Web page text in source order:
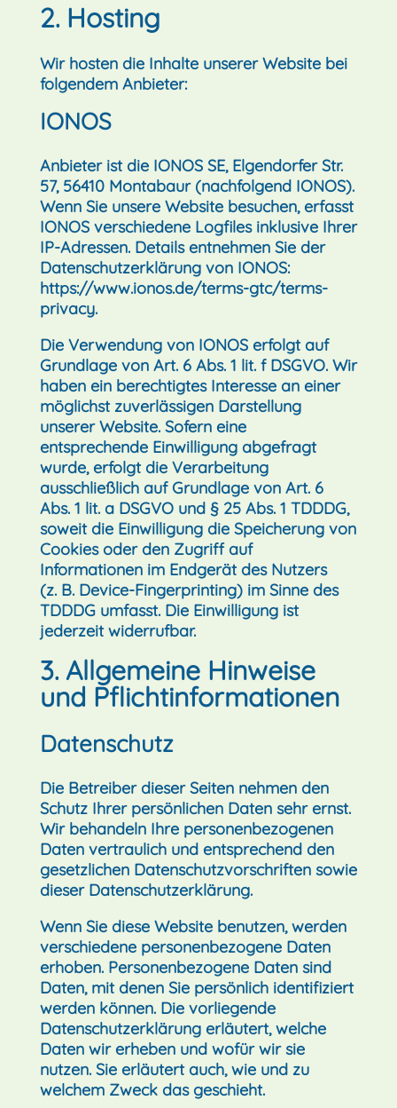
2. Hosting
Wir hosten die Inhalte unserer Website bei
folgendem Anbieter:
IONOS
Anbieter ist die IONOS SE, Elgendorfer Str.
57, 56410 Montabaur (nachfolgend IONOS).
Wenn Sie unsere Website besuchen, erfasst
IONOS verschiedene Logfiles inklusive Ihrer
IP-Adressen. Details entnehmen Sie der
Datenschutzerklärung von IONOS:
https://www.ionos.de/terms-gtc/terms-
privacy.
Die Verwendung von IONOS erfolgt auf
Grundlage von Art. 6 Abs. 1 lit. f DSGVO. Wir
haben ein berechtigtes Interesse an einer
möglichst zuverlässigen Darstellung
unserer Website. Sofern eine
entsprechende Einwilligung abgefragt
wurde, erfolgt die Verarbeitung
ausschließlich auf Grundlage von Art. 6
Abs. 1 lit. a DSGVO und § 25 Abs. 1 TDDDG,
soweit die Einwilligung die Speicherung von
Cookies oder den Zugriff auf
Informationen im Endgerät des Nutzers
(z. B. Device-Fingerprinting) im Sinne des
TDDDG umfasst. Die Einwilligung ist
jederzeit widerrufbar.
3. Allgemeine Hinweise
und Pflicht­informationen
Datenschutz
Die Betreiber dieser Seiten nehmen den
Schutz Ihrer persönlichen Daten sehr ernst.
Wir behandeln Ihre personenbezogenen
Daten vertraulich und entsprechend den
gesetzlichen Datenschutzvorschriften sowie
dieser Datenschutzerklärung.
Wenn Sie diese Website benutzen, werden
verschiedene personenbezogene Daten
erhoben. Personenbezogene Daten sind
Daten, mit denen Sie persönlich identifiziert
werden können. Die vorliegende
Datenschutzerklärung erläutert, welche
Daten wir erheben und wofür wir sie
nutzen. Sie erläutert auch, wie und zu
welchem Zweck das geschieht.